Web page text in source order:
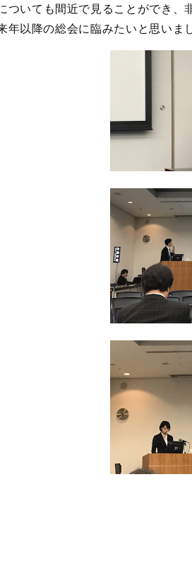
ついても間近で見ることができ、
年以降の総会に臨みたいと思いま